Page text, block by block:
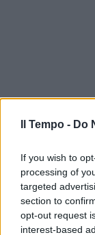
Il Tempo - Do
If you wish to
processing of
targeted
section to
opt-out request
interest-based